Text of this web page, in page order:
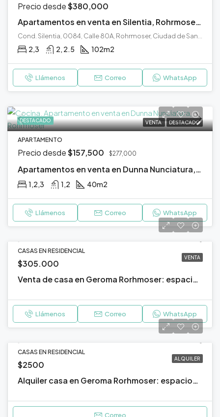
Precio desde$380,000
Apartamentos en venta en Silentia, Rohrmoser, San José.
2,3 2, 2.5 102m2
Llámenos Correo WhatsApp
DESTACADO VENTA DESTACADO
APARTAMENTO
Precio desde$157,500 $277,000
Apartamentos en venta en Dunna Nunciatura, Rohrmoser, San José.
1,2,3 1,2 40m2
Llámenos Correo WhatsApp
VENTA
CASAS EN RESIDENCIAL
$305.000
Venta de casa en Geroma Rorhmoser: espacio, confort y ubicación en una misma propiedad
Llámenos Correo WhatsApp
ALQUILER
CASAS EN RESIDENCIAL
$2500
Alquiler casa en Geroma Rorhmoser: espaciosa, elegante y en una ubicación privilegiada
Correo